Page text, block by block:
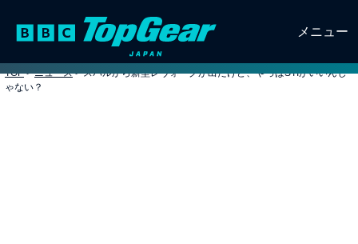
メニュー
TOP > ニュース > スバルから新型レヴォーグが出たけど、やっぱSTIがいいんじ
ゃない？